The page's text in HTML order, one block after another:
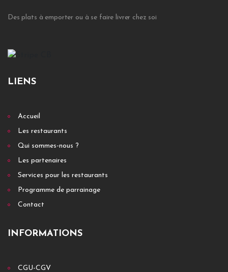
Des plats à emporter ou à se faire livrer chez soi
LIENS
Accueil
Les restaurants
Qui sommes-nous ?
Les partenaires
Services pour les restaurants
Programme de parrainage
Contact
INFORMATIONS
CGU-CGV